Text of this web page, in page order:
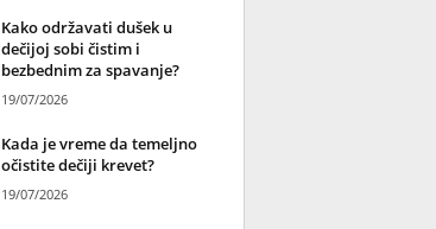
Kako održavati dušek u
dečijoj sobi čistim i
bezbednim za spavanje?
19/07/2026
Kada je vreme da temeljno
očistite dečiji krevet?
19/07/2026